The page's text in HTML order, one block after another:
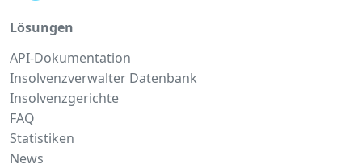
Lösungen
API-Dokumentation
Insolvenzverwalter Datenbank
Insolvenzgerichte
FAQ
Statistiken
News